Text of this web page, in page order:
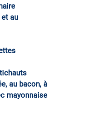
au
au bacon, à
mayonnaise